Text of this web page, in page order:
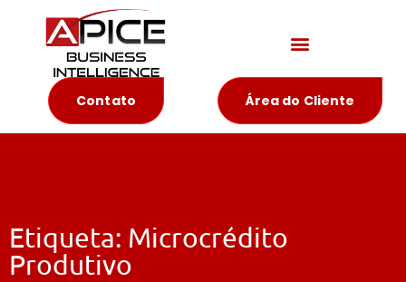
Contato Área do Cliente
Etiqueta: Microcrédito
Produtivo